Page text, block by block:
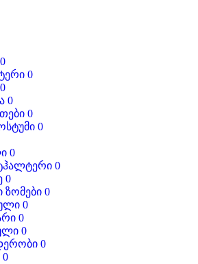
0
0
0
0
0
0
0
0
0
ზომები 0
0
0
0
0
0